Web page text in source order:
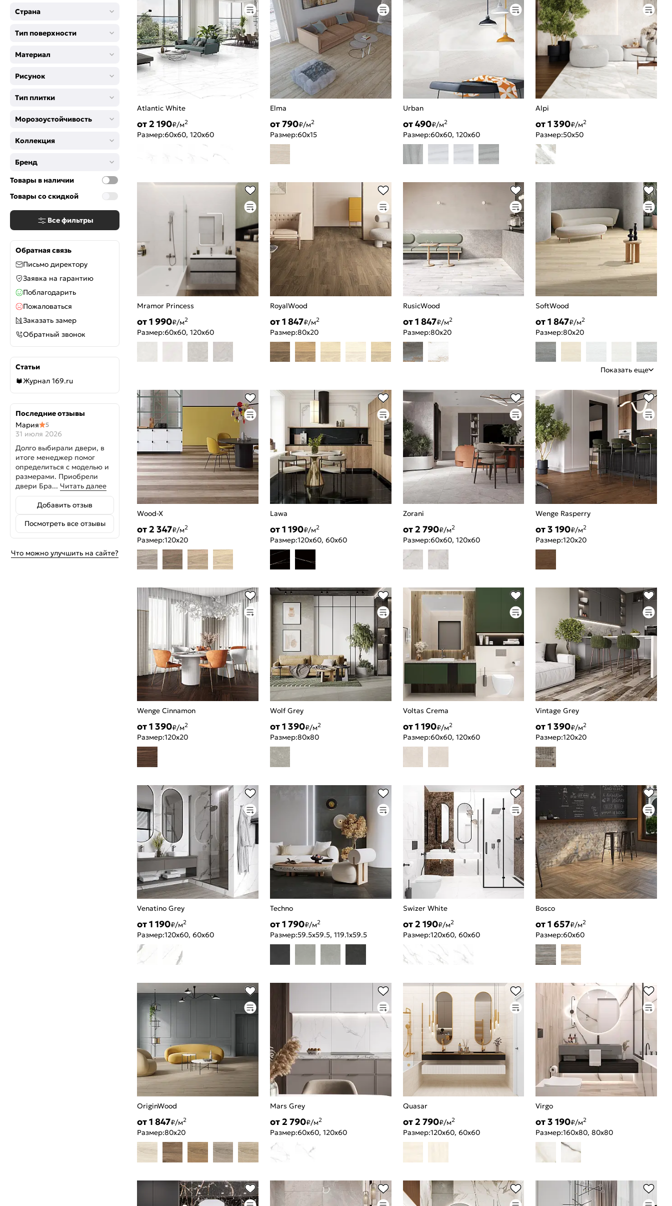
Серо-коричневый
Песочный
Золотой дуб
Орех
Капучино
Пепельный
Мокко
Кофейный
Шоколад
Темно-синий
Тёмно-серый
Страна
Тип поверхности
Материал
Рисунок
Тип плитки
Морозоустойчивость
Коллекция
Бренд
Товары в наличии
Товары со скидкой
Все фильтры
Обратная связь
Письмо директору
Заявка на гарантию
Поблагодарить
Пожаловаться
Заказать замер
Обратный звонок
Статьи
Журнал 169.ru
Последние отзывы
Мария
5
31 июля 2026
Долго выбирали двери, в
итоге менеджер помог
определиться с моделью и
размерами. Приобрели
двери Бра... Читать далее
Добавить отзыв
Посмотреть все отзывы
Что можно улучшить на сайте?
Atlantic White
от 2 190₽/м2
Размер:60x60, 120x60
Elma
от 790₽/м2
Размер:60x15
Urban
от 490₽/м2
Размер:60x60, 120x60
Alpi
от 1 390₽/м2
Размер:50x50
Mramor Princess
от 1 990₽/м2
Размер:60x60, 120x60
RoyalWood
от 1 847₽/м2
Размер:80x20
RusicWood
от 1 847₽/м2
Размер:80x20
SoftWood
от 1 847₽/м2
Размер:80x20
Показать еще
Wood-X
от 2 347₽/м2
Размер:120x20
Lawa
от 1 190₽/м2
Размер:120x60, 60x60
Zorani
от 2 790₽/м2
Размер:60x60, 120x60
Wenge Rasperry
от 3 190₽/м2
Размер:120x20
Wenge Cinnamon
от 1 390₽/м2
Размер:120x20
Wolf Grey
от 1 390₽/м2
Размер:80x80
Voltas Crema
от 1 190₽/м2
Размер:60x60, 120x60
Vintage Grey
от 1 390₽/м2
Размер:120x20
Venatino Grey
от 1 190₽/м2
Размер:120x60, 60x60
Techno
от 1 790₽/м2
Размер:59.5x59.5, 119.1x59.5
Swizer White
от 2 190₽/м2
Размер:120x60, 60x60
Bosco
от 1 657₽/м2
Размер:60x60
OriginWood
от 1 847₽/м2
Размер:80x20
Mars Grey
от 2 790₽/м2
Размер:60x60, 120x60
Quasar
от 2 790₽/м2
Размер:120x60, 60x60
Virgo
от 3 190₽/м2
Размер:160x80, 80x80